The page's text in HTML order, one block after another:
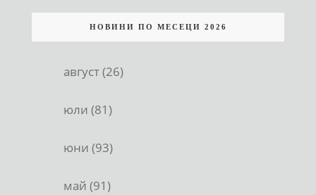
НОВИНИ ПО МЕСЕЦИ 2026
август (26)
юли (81)
юни (93)
май (91)